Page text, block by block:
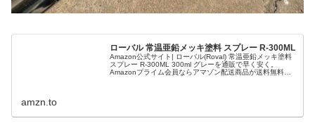
ローバル 常温亜鉛メッキ塗料 スプレー R-300ML
Amazon公式サイト| ローバル(Roval) 常温亜鉛メッキ塗料
スプレー R-300ML 300ml グレーを通販で早く安く。
Amazonプライム会員ならアマゾン配送商品が送料無料。
amzn.to